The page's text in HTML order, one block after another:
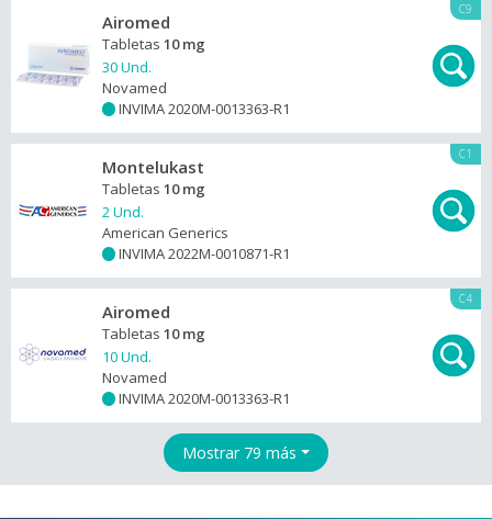
C9
Airomed
Tabletas 10 mg
30 Und.
Novamed
INVIMA 2020M-0013363-R1
C1
Montelukast
Tabletas 10 mg
2 Und.
American Generics
INVIMA 2022M-0010871-R1
C4
Airomed
Tabletas 10 mg
10 Und.
Novamed
INVIMA 2020M-0013363-R1
Mostrar 79 más